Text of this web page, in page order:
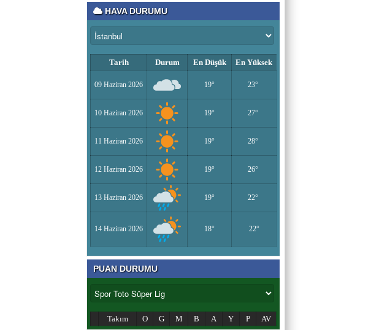
HAVA DURUMU
Tarih Durum En Düşük En Yüksek
09 Haziran 2026 19° 23°
10 Haziran 2026 19° 27°
11 Haziran 2026 19° 28°
12 Haziran 2026 19° 26°
13 Haziran 2026 19° 22°
14 Haziran 2026 18° 22°
PUAN DURUMU
Takım O G M B A Y P AV